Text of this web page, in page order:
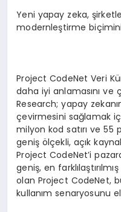
Yeni yapay zeka,
modernleştirme
Project CodeNet Veri
daha iyi anlamasını ve
Research; yapay
çevirmesini sağlamak
milyon kod satırı ve
geniş ölçekli, açık
Project CodeNet’i
geniş, en
olan Project CodeNet,
kullanım senaryosunu